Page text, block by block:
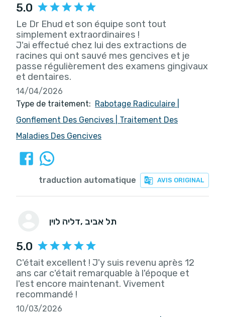
5.0
Le Dr Ehud et son équipe sont tout
simplement extraordinaires !
J'ai effectué chez lui des extractions de
racines qui ont sauvé mes gencives et je
passe régulièrement des examens gingivaux
et dentaires.
14/04/2026
Type de traitement: Rabotage Radiculaire
Gonflement Des Gencives
Traitement Des
Maladies Des Gencives
AVIS ORIGINAL
traduction automatique
דליה לוין , תל אביב
5.0
C'était excellent ! J'y suis revenu après 12
ans car c'était remarquable à l'époque et
l'est encore maintenant. Vivement
recommandé !
10/03/2026